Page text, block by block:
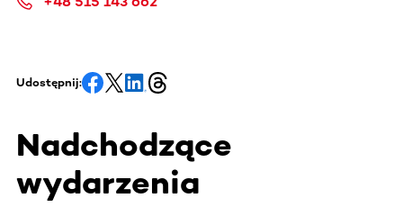
Udostępnij:
Nadchodzące
wydarzenia